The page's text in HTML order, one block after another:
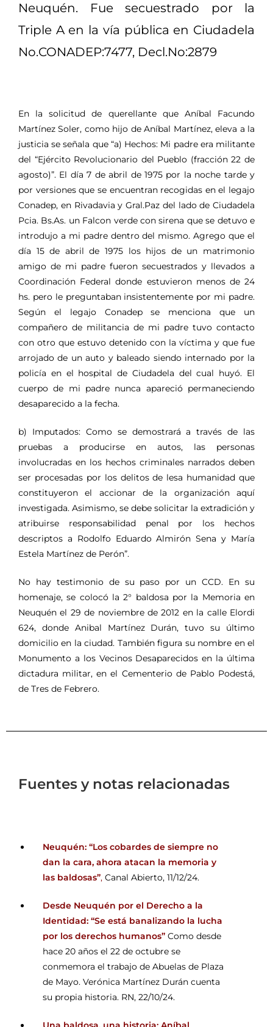
Neuquén. Fue secuestrado por la
Triple A en la vía pública en Ciudadela
No.CONADEP:7477, Decl.No:2879
En la solicitud de querellante que Aníbal Facundo
Martínez Soler, como hijo de Aníbal Martínez, eleva a la
justicia se señala que “a) Hechos: Mi padre era militante
del “Ejército Revolucionario del Pueblo (fracción 22 de
agosto)”. El día 7 de abril de 1975 por la noche tarde y
por versiones que se encuentran recogidas en el legajo
Conadep, en Rivadavia y Gral.Paz del lado de Ciudadela
Pcia. Bs.As. un Falcon verde con sirena que se detuvo e
introdujo a mi padre dentro del mismo. Agrego que el
día 15 de abril de 1975 los hijos de un matrimonio
amigo de mi padre fueron secuestrados y llevados a
Coordinación Federal donde estuvieron menos de 24
hs. pero le preguntaban insistentemente por mi padre.
Según el legajo Conadep se menciona que un
compañero de militancia de mi padre tuvo contacto
con otro que estuvo detenido con la víctima y que fue
arrojado de un auto y baleado siendo internado por la
policía en el hospital de Ciudadela del cual huyó. El
cuerpo de mi padre nunca apareció permaneciendo
desaparecido a la fecha.
b) Imputados: Como se demostrará a través de las
pruebas a producirse en autos, las personas
involucradas en los hechos criminales narrados deben
ser procesadas por los delitos de lesa humanidad que
constituyeron el accionar de la organización aquí
investigada. Asimismo, se debe solicitar la extradición y
atribuirse responsabilidad penal por los hechos
descriptos a Rodolfo Eduardo Almirón Sena y María
Estela Martínez de Perón”.
No hay testimonio de su paso por un CCD. En su
homenaje, se colocó la 2° baldosa por la Memoria en
Neuquén el 29 de noviembre de 2012 en la calle Elordi
624, donde Anibal Martínez Durán, tuvo su último
domicilio en la ciudad. También figura su nombre en el
Monumento a los Vecinos Desaparecidos en la última
dictadura militar, en el Cementerio de Pablo Podestá,
de Tres de Febrero.
Fuentes y notas relacionadas
Neuquén: “Los cobardes de siempre no
dan la cara, ahora atacan la memoria y
las baldosas”, Canal Abierto, 11/12/24.
Desde Neuquén por el Derecho a la
Identidad: “Se está banalizando la lucha
por los derechos humanos” Como desde
hace 20 años el 22 de octubre se
conmemora el trabajo de Abuelas de Plaza
de Mayo. Verónica Martínez Durán cuenta
su propia historia. RN, 22/10/24.